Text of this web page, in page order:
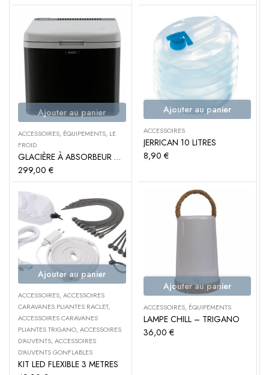
Ajouter au panier
ACCESSOIRES, ÉQUIPEMENTS, LE
FROID
GLACIÈRE À ABSORBEUR MESTIC MAC-40 AC/DC
299,00 €
Ajouter au panier
ACCESSOIRES
JERRICAN 10 LITRES
8,90 €
Ajouter au panier
ACCESSOIRES,ACCESSOIRES
CARAVANES PLIANTES RACLET,
ACCESSOIRES CARAVANES
PLIANTES TRIGANO,ACCESSOIRES
D'AUVENTS,ACCESSOIRES
D'AUVENTS GONFLABLES
KIT LED FLEXIBLE 3 METRES
Ajouter au panier
ACCESSOIRES, ÉQUIPEMENTS
LAMPE CHILL – TRIGANO
36,00 €